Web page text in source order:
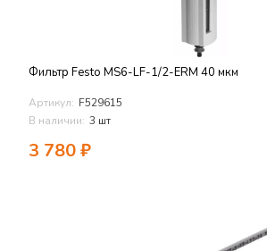
Фильтр Festo MS6-LF-1/2-ERM 40 мкм
Артикул: F529615
В наличии: 3 шт
3 780₽